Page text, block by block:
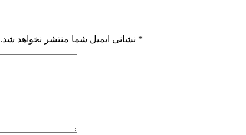
نشانی ایمیل شما منتشر نخواهد شد. *